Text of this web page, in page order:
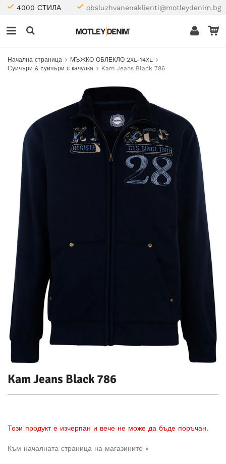
4000 СТИЛА obsluzhvanenaklienti@motleydenim.bg
Начална страница
МЪЖКО ОБЛЕКЛО 2XL-14XL
Суичъри & cуичъри с качулка
Kam Jeans Black 786
Kam Jeans Black 786
Този продукт е изчерпан и вече не може да бъде поръчан.
Към началната страница на магазините »